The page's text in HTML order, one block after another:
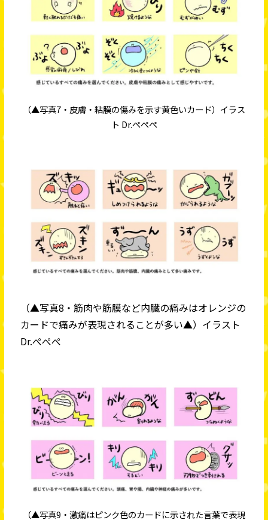
（▲写真7・皮膚・粘膜の傷みを示す黄色いカード）イラス
ト Dr.ぺぺぺ
（▲写真8・筋肉や筋膜など内臓の痛みはオレンジの
カードで痛みが表現されることが多い▲）イラスト
Dr.ぺぺぺ
（▲写真9・激痛はピンク色のカードに示された言葉で表現